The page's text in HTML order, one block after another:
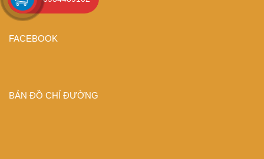
FACEBOOK
BẢN ĐỒ CHỈ ĐƯỜNG